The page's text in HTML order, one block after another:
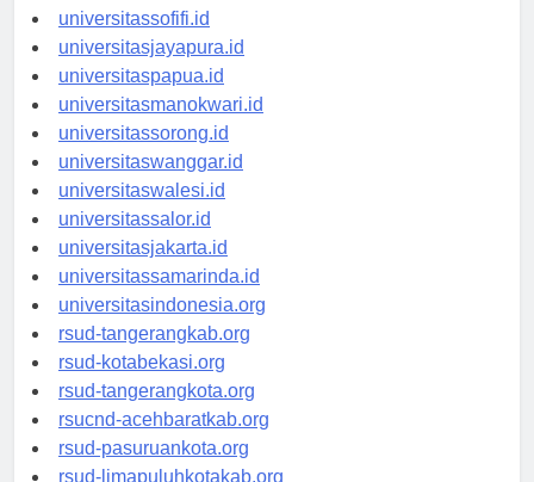
universitasmaluku.id
universitassofifi.id
universitasjayapura.id
universitaspapua.id
universitasmanokwari.id
universitassorong.id
universitaswanggar.id
universitaswalesi.id
universitassalor.id
universitasjakarta.id
universitassamarinda.id
universitasindonesia.org
rsud-tangerangkab.org
rsud-kotabekasi.org
rsud-tangerangkota.org
rsucnd-acehbaratkab.org
rsud-pasuruankota.org